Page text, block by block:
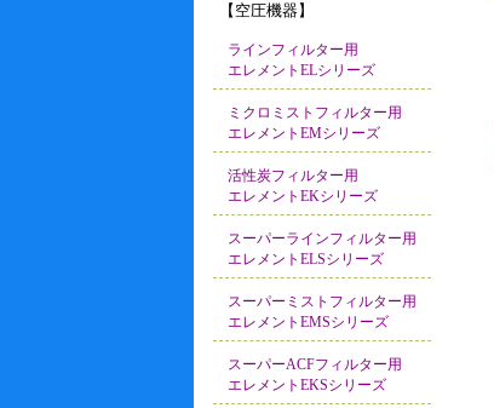
【空圧機器】
ラインフィルター用
エレメントELシリーズ
ミクロミストフィルター用
エレメントEMシリーズ
活性炭フィルター用
エレメントEKシリーズ
スーパーラインフィルター用
エレメントELSシリーズ
スーパーミストフィルター用
エレメントEMSシリーズ
スーパーACFフィルター用
エレメントEKSシリーズ